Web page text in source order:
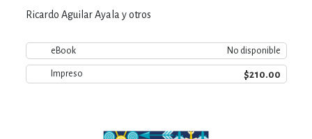
Ricardo Aguilar Ayala y otros
eBook No disponible
Impreso $210.00